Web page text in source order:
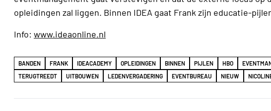
opleidingen zal liggen. Binnen IDEA gaat Frank zijn educatie-
Info: www.ideaonline.nl
BANDEN FRANK IDEACADEMY OPLEIDINGEN BINNEN PIJLEN HBO
TERUGTREEDT
UITBOUWEN LEDENVERGADERING EVENTBUREAU NIEUW